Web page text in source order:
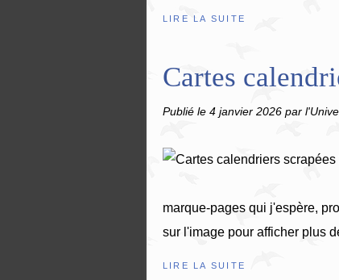
LIRE LA SUITE
Cartes
Publié le 4 janvier 2026 par
marque-pages qui j'espère,
sur l'image pour afficher plus
LIRE LA SUITE